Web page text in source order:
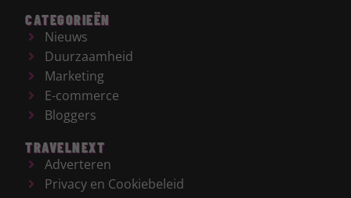
CATEGORIEËN
Nieuws
Duurzaamheid
Marketing
E-commerce
Bloggers
TRAVELNEXT
Adverteren
Privacy en Cookiebeleid